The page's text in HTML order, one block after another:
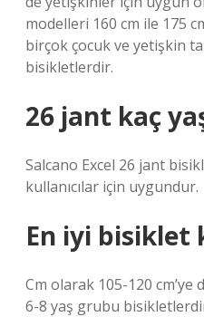
modelleri 160 cm ile 175
birçok çocuk ve yetişkin
bisikletlerdir.
26 jant kaç
Salcano Excel 26 jant
kullanıcılar için uygundur.
En iyi bisiklet
Cm olarak 105-120
6-8 yaş grubu